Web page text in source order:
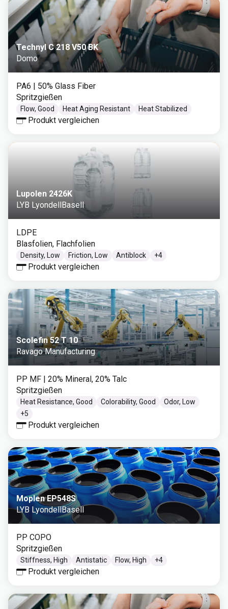
Technyl C 218 V50 BK
Domo
PA6 | 50% Glass Fiber
Spritzgießen
Flow, Good Heat Aging Resistant Heat Stabilized
Produkt vergleichen
Lupolen 2426K
LYB LyondellBasell
LDPE
Blasfolien, Flachfolien
Density, Low Friction, Low Antiblock +4
Produkt vergleichen
Scolefin 52 T 10
Ravago Manufacturing
PP MF | 20% Mineral, 20% Talc
Spritzgießen
Heat Resistance, Good Colorability, Good
Odor, Low
+5
Produkt vergleichen
Moplen EP548S
LYB LyondellBasell
PP COPO
Spritzgießen
Stiffness, High Antistatic Flow, High +4
Produkt vergleichen